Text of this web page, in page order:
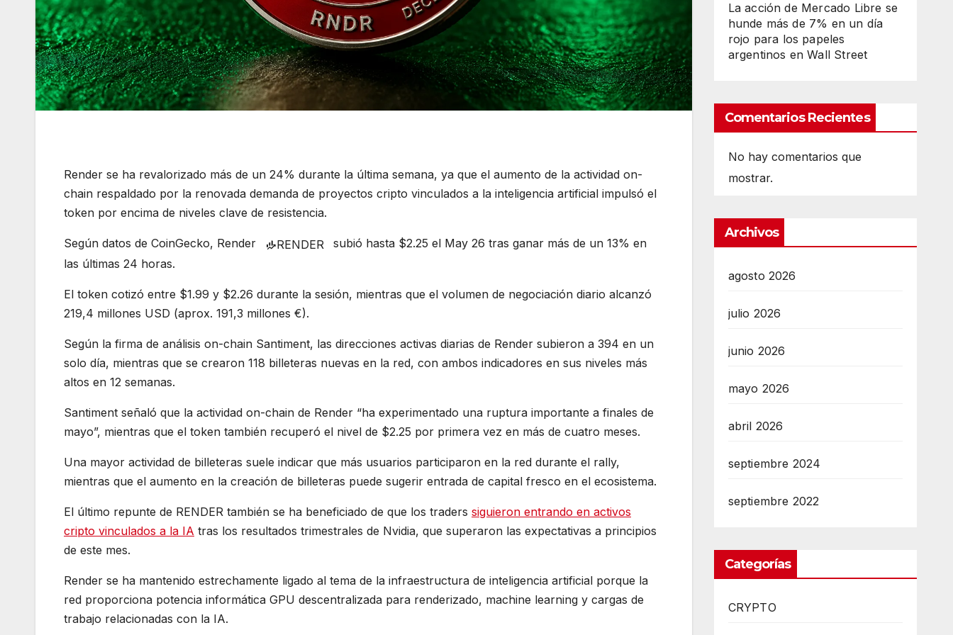
Render se ha revalorizado más de un 24% durante la última semana, ya que el aumento de la actividad on-
chain respaldado por la renovada demanda de proyectos cripto vinculados a la inteligencia artificial impulsó el
token por encima de niveles clave de resistencia.
Según datos de CoinGecko, Render RENDER
subió hasta $2.25 el May 26 tras ganar más de un 13% en
las últimas 24 horas.
El token cotizó entre $1.99 y $2.26 durante la sesión, mientras que el volumen de negociación diario alcanzó
219,4 millones USD (aprox. 191,3 millones €).
Según la firma de análisis on-chain Santiment, las direcciones activas diarias de Render subieron a 394 en un
solo día, mientras que se crearon 118 billeteras nuevas en la red, con ambos indicadores en sus niveles más
altos en 12 semanas.
Santiment señaló que la actividad on-chain de Render “ha experimentado una ruptura importante a finales de
mayo”, mientras que el token también recuperó el nivel de $2.25 por primera vez en más de cuatro meses.
Una mayor actividad de billeteras suele indicar que más usuarios participaron en la red durante el rally,
mientras que el aumento en la creación de billeteras puede sugerir entrada de capital fresco en el ecosistema.
El último repunte de RENDER también se ha beneficiado de que los traders siguieron entrando en activos
cripto vinculados a la IA tras los resultados trimestrales de Nvidia, que superaron las expectativas a principios
de este mes.
Render se ha mantenido estrechamente ligado al tema de la infraestructura de inteligencia artificial porque la
red proporciona potencia informática GPU descentralizada para renderizado, machine learning y cargas de
trabajo relacionadas con la IA.
La acción de Mercado Libre se
hunde más de 7% en un día
rojo para los papeles
argentinos en Wall Street
Comentarios Recientes
No hay comentarios que
mostrar.
Archivos
agosto 2026
julio 2026
junio 2026
mayo 2026
abril 2026
septiembre 2024
septiembre 2022
Categorías
CRYPTO